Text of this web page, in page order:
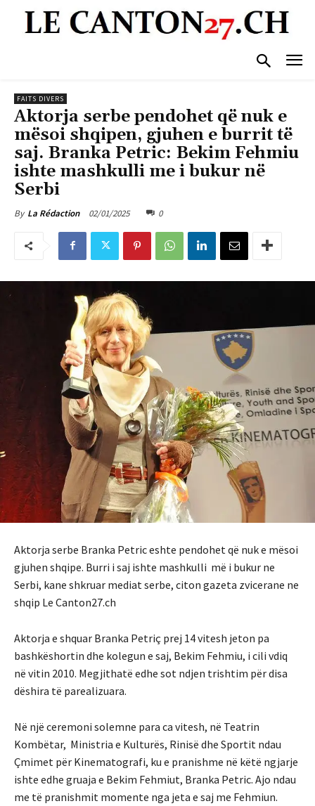
FAITS DIVERS
Aktorja serbe pendohet që nuk e
mësoi shqipen, gjuhen e burrit të
saj. Branka Petric: Bekim Fehmiu
ishte mashkulli me i bukur në
Serbi
By La Rédaction 02/01/2025 0
Aktorja serbe Branka Petric eshte pendohet që nuk e mësoi
gjuhen shqipe. Burri i saj ishte mashkulli më i bukur ne
Serbi, kane shkruar mediat serbe, citon gazeta zvicerane ne
shqip Le Canton27.ch
Aktorja e shquar Branka Petriç prej 14 vitesh jeton pa
bashkëshortin dhe kolegun e saj, Bekim Fehmiu, i cili vdiq
në vitin 2010. Megjithatë edhe sot ndjen trishtim për disa
dëshira të parealizuara.
Në një ceremoni solemne para ca vitesh, në Teatrin
Kombëtar, Ministria e Kulturës, Rinisë dhe Sportit ndau
Çmimet për Kinematografi, ku e pranishme në këtë ngjarje
ishte edhe gruaja e Bekim Fehmiut, Branka Petric. Ajo ndau
me të pranishmit momente nga jeta e saj me Fehmiun.